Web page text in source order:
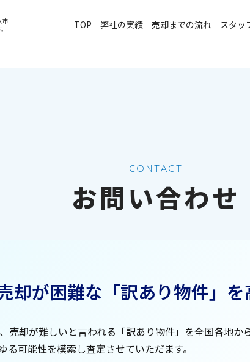
市
TOP 弊社の実績 売却までの流れ スタッ
CONTACT
お問い合わせ
却が困難な「訳あり物件」を
売却が難しいと言われる「訳あり物件」を全国各地か
可能性を模索し査定させていただます。